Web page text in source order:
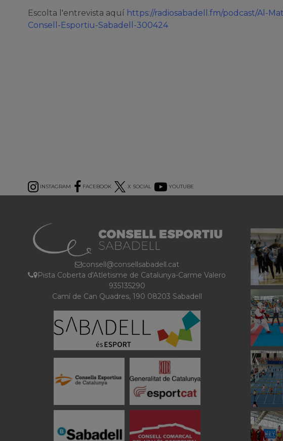
Escolta l'entrevista aquí https://radiosabadell.fm/podcast/Al-
Consell-Esportiu-Sabadell-300424
INSTAGRAM FACEBOOK X SOCIAL YOUTUBE
consell@consellsabadell.cat
Pista Coberta d'Atletisme de Catalunya-Carme Valero
935135290
Camí de Can Quadres, 190 08203 Sabadell